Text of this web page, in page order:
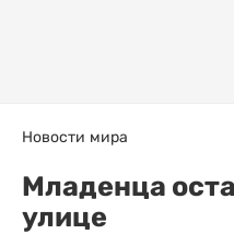
Новости мира
Младенца
улице